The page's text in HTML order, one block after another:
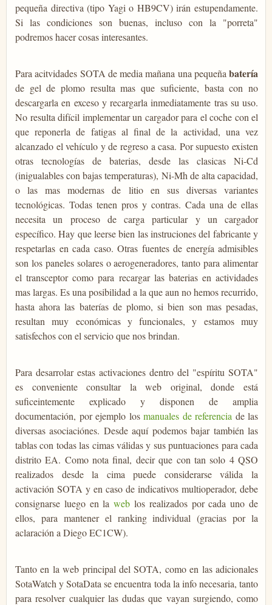
pequeña directiva (tipo Yagi o HB9CV) irán estupendamente.
Si las condiciones son buenas, incluso con la "porreta"
podremos hacer cosas interesantes.
Para acitvidades SOTA de media mañana una pequeña batería
de gel de plomo resulta mas que suficiente, basta con no
descargarla en exceso y recargarla inmediatamente tras su uso.
No resulta difícil implementar un cargador para el coche con el
que reponerla de fatigas al final de la actividad, una vez
alcanzado el vehículo y de regreso a casa. Por supuesto existen
otras tecnologías de baterias, desde las clasicas Ni-Cd
(inigualables con bajas temperaturas), Ni-Mh de alta capacidad,
o las mas modernas de litio en sus diversas variantes
tecnológicas. Todas tenen pros y contras. Cada una de ellas
necesita un proceso de carga particular y un cargador
específico. Hay que leerse bien las instruciones del fabricante y
respetarlas en cada caso. Otras fuentes de energía admisibles
son los paneles solares o aerogeneradores, tanto para alimentar
el transceptor como para recargar las baterias en actividades
mas largas. Es una posibilidad a la que aun no hemos recurrido,
hasta ahora las baterías de plomo, si bien son mas pesadas,
resultan muy económicas y funcionales, y estamos muy
satisfechos con el servicio que nos brindan.
Para desarrolar estas activaciones dentro del "espíritu SOTA"
es conveniente consultar la web original, donde está
suficeintemente explicado y disponen de amplia
documentación, por ejemplo los manuales de referencia de las
diversas asociaciónes. Desde aquí podemos bajar también las
tablas con todas las cimas válidas y sus puntuaciones para cada
distrito EA. Como nota final, decir que con tan solo 4 QSO
realizados desde la cima puede considerarse válida la
activación SOTA y en caso de indicativos multioperador, debe
consignarse luego en laweb los realizados por cada uno de
ellos, para mantener el ranking individual (gracias por la
aclaración a Diego EC1CW).
Tanto en la web principal del SOTA, como en las adicionales
SotaWatch y SotaData se encuentra toda la info necesaria, tanto
para resolver cualquier las dudas que vayan surgiendo, como